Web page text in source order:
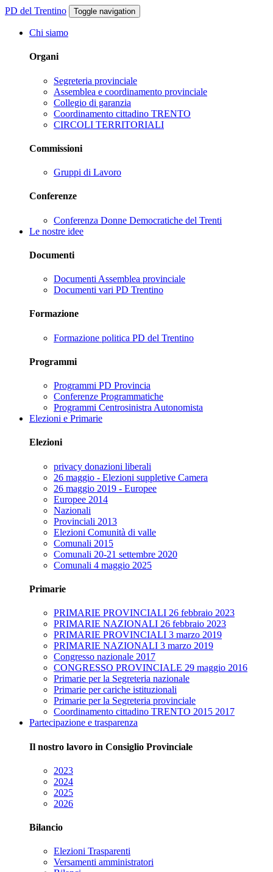
PD del Trentino Toggle navigation
Chi siamo
Organi
Segreteria provinciale
Assemblea e coordinamento provinciale
Collegio di garanzia
Coordinamento cittadino TRENTO
CIRCOLI TERRITORIALI
Commissioni
Gruppi di Lavoro
Conferenze
Conferenza Donne Democratiche del Trenti
Le nostre idee
Documenti
Documenti Assemblea provinciale
Documenti vari PD Trentino
Formazione
Formazione politica PD del Trentino
Programmi
Programmi PD Provincia
Conferenze Programmatiche
Programmi Centrosinistra Autonomista
Elezioni e Primarie
Elezioni
privacy donazioni liberali
26 maggio - Elezioni suppletive Camera
26 maggio 2019 - Europee
Europee 2014
Nazionali
Provinciali 2013
Elezioni Comunità di valle
Comunali 2015
Comunali 20-21 settembre 2020
Comunali 4 maggio 2025
Primarie
PRIMARIE PROVINCIALI 26 febbraio 2023
PRIMARIE NAZIONALI 26 febbraio 2023
PRIMARIE PROVINCIALI 3 marzo 2019
PRIMARIE NAZIONALI 3 marzo 2019
Congresso nazionale 2017
CONGRESSO PROVINCIALE 29 maggio 2016
Primarie per la Segreteria nazionale
Primarie per cariche istituzionali
Primarie per la Segreteria provinciale
Coordinamento cittadino TRENTO 2015 2017
Partecipazione e trasparenza
Il nostro lavoro in Consiglio Provinciale
2023
2024
2025
2026
Bilancio
Elezioni Trasparenti
Versamenti amministratori